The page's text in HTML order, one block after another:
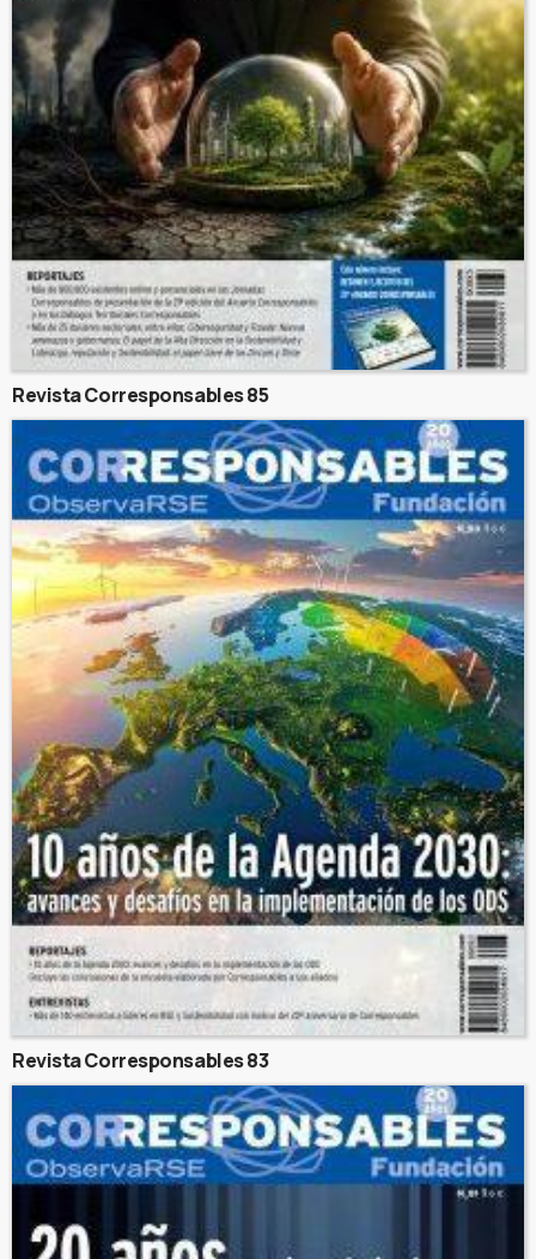
Revista Corresponsables 85
Revista Corresponsables 83